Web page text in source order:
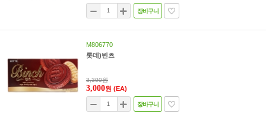
장바구니
M806770
롯데)빈츠
3,300원
3,000원 (EA)
장바구니